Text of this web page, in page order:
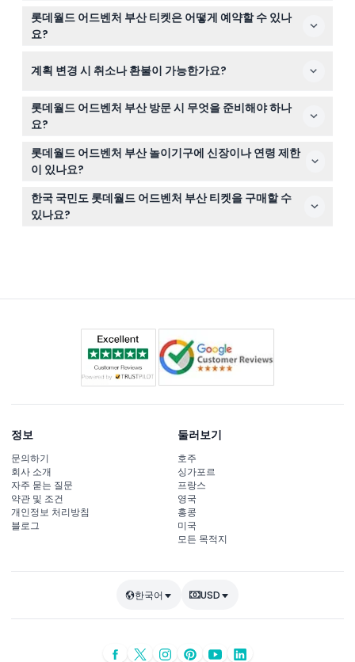
네, 이 공원은 모든 연령대에 적합한 놀이기구를 제공하며,
3세 미만 어린이는 무료 입장이 가능하지만 일부 어린이 시
설은 요금이 있을 수 있습니다.
롯데월드 어드벤처 부산 티켓은 어떻게 예약할 수 있나
요?
습니다. 티켓은 국제 여행자만 사용 가능하다는 점을 기억
계획 변경 시 취소나 환불이 가능한가요?
롯데월드 어드벤처 부산 티켓은 환불 및 취소가 불가능하므
로, 방문할 날짜와 시간을 신중히 예약해 주세요.
롯데월드 어드벤처 부산 방문 시 무엇을 준비해야 하나
요?
편안한 복장과 신발, 자외선 차단제 및 개인 소지품을 준비
해 주세요. 입장권은 놀이기구 이용만 포함하며 기타 비용
은 별도입니다.
롯데월드 어드벤처 부산 놀이기구에 신장이나 연령 제한
이 있나요?
네, 일부 놀이기구는 특정 연령, 신장 및 체중 조건이 있으
며, 자세한 내용은 공식 웹사이트에서 확인할 수 있으니 방
문 전에 꼭 확인해 주세요.
한국 국민도 롯데월드 어드벤처 부산 티켓을 구매할 수
있나요?
정보
문의하기
회사 소개
자주 묻는 질문
약관 및 조건
개인정보 처리방침
블로그
둘러보기
호주
싱가포르
프랑스
영국
홍콩
미국
모든 목적지
한국어 USD